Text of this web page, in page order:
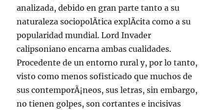
analizada, debido en gran parte tanto a su
naturaleza sociopolÃ­tica explÃ­cita como a su
popularidad mundial. Lord Invader
calipsoniano encarna ambas cualidades.
Procedente de un entorno rural y, por lo tanto,
visto como menos sofisticado que muchos de
sus contemporÃ¡neos, sus letras, sin embargo,
no tienen golpes, son cortantes e incisivas